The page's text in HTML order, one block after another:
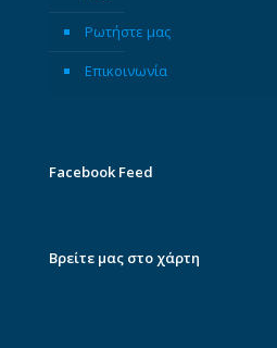
Ρωτήστε μας
Επικοινωνία
Facebook Feed
Βρείτε μας στο χάρτη